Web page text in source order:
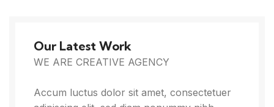
Our Latest Work
WE ARE CREATIVE AGENCY
Accum luctus dolor sit amet, consectetuer